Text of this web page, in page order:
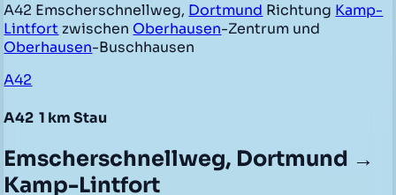
A42 Emscherschnellweg, Dortmund Richtung Kamp-
Lintfort zwischen Oberhausen-Zentrum und
Oberhausen-Buschhausen
A42
A42 1 km Stau
Emscherschnellweg, Dortmund →
Kamp-Lintfort